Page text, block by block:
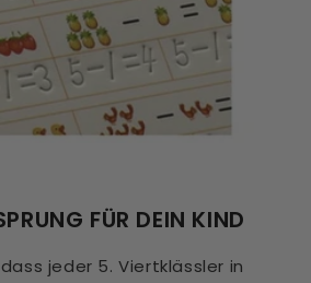
FÜR DEIN KIND
jeder 5. Viertklässler in